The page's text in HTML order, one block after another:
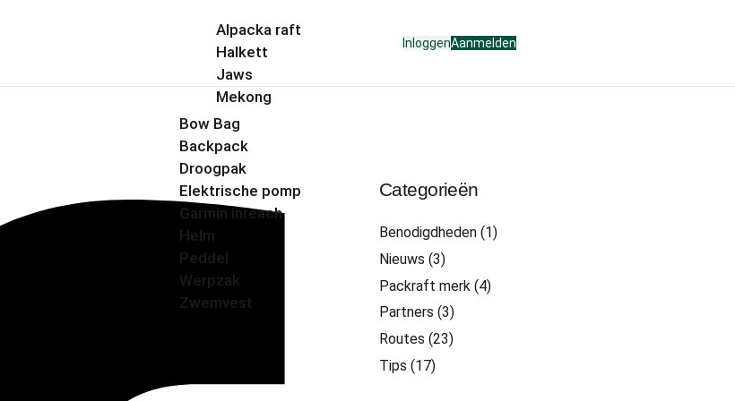
Alpacka raft
Halkett
Jaws
Mekong
Bow Bag
Backpack
Droogpak
Elektrische pomp
Garmin inreach
Helm
Peddel
Werpzak
Zwemvest
InloggenAanmelden
Categorieën
Benodigdheden (1)
Nieuws (3)
Packraft merk (4)
Partners (3)
Routes (23)
Tips (17)